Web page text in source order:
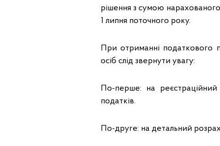
рішення з сумою
1 липня поточного року.
При отриманні податкового
осіб слід звернути увагу:
По-перше: на
податків.
По-друге: на детальний